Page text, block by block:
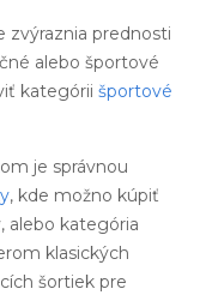
zvýraznia prednosti
alebo športové
kategórii športové
je správnou
, kde možno kúpiť
alebo kategória
klasických
šortiek pre